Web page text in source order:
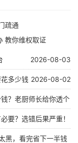
疏通
教你维权取证
2026-08-03
多少钱 2026-08-02
？老厨师长给你透个
2026-07-25
要？选错后果严重！
2026-07-21
黑，看完省下一半钱